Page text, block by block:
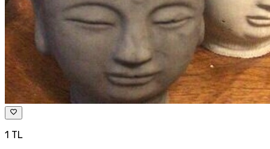
1 TL